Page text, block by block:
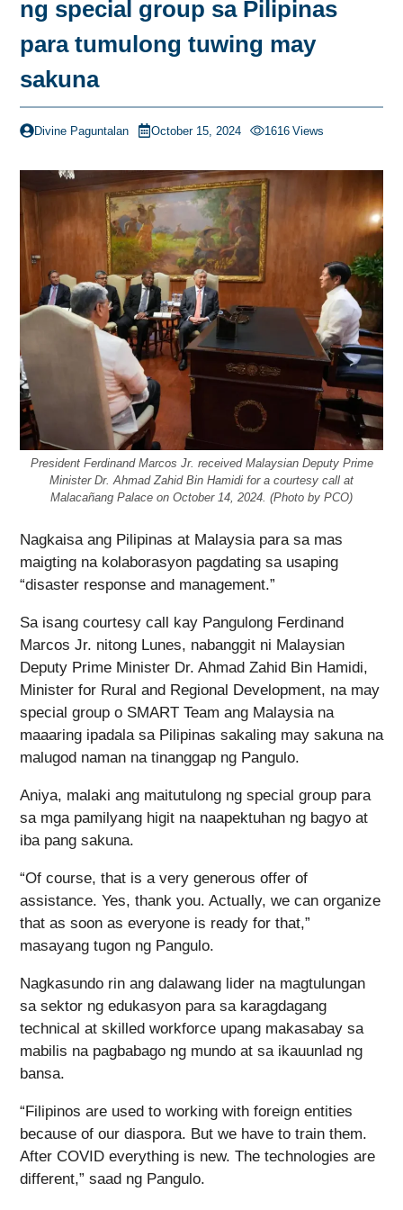
ng special group sa Pilipinas
para tumulong tuwing may
sakuna
Divine Paguntalan October 15, 2024 1616 Views
President Ferdinand Marcos Jr. received Malaysian Deputy Prime
Minister Dr. Ahmad Zahid Bin Hamidi for a courtesy call at
Malacañang Palace on October 14, 2024. (Photo by PCO)
Nagkaisa ang Pilipinas at Malaysia para sa mas
maigting na kolaborasyon pagdating sa usaping
“disaster response and management.”
Sa isang courtesy call kay Pangulong Ferdinand
Marcos Jr. nitong Lunes, nabanggit ni Malaysian
Deputy Prime Minister Dr. Ahmad Zahid Bin Hamidi,
Minister for Rural and Regional Development, na may
special group o SMART Team ang Malaysia na
maaaring ipadala sa Pilipinas sakaling may sakuna na
malugod naman na tinanggap ng Pangulo.
Aniya, malaki ang maitutulong ng special group para
sa mga pamilyang higit na naapektuhan ng bagyo at
iba pang sakuna.
“Of course, that is a very generous offer of
assistance. Yes, thank you. Actually, we can organize
that as soon as everyone is ready for that,”
masayang tugon ng Pangulo.
Nagkasundo rin ang dalawang lider na magtulungan
sa sektor ng edukasyon para sa karagdagang
technical at skilled workforce upang makasabay sa
mabilis na pagbabago ng mundo at sa ikauunlad ng
bansa.
“Filipinos are used to working with foreign entities
because of our diaspora. But we have to train them.
After COVID everything is new. The technologies are
different,” saad ng Pangulo.